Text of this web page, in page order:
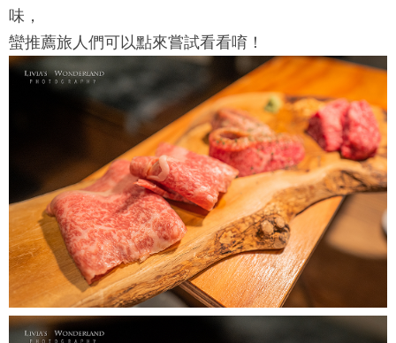
味，
蠻推薦旅人們可以點來嘗試看看唷！